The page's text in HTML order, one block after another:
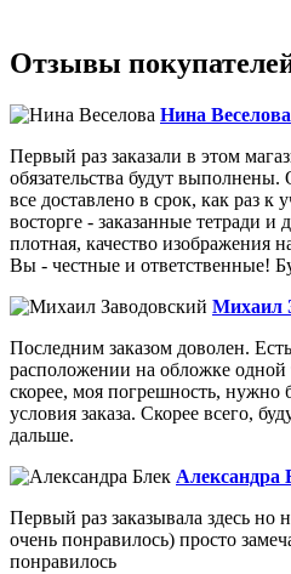
Отзывы
Нина Веселова
Первый раз заказали в этом
обязательства будут выполнены.
все доставлено в срок, как раз к
восторге - заказанные тетради и
плотная, качество изображения
Вы - честные и ответственные!
Михаил
Последним заказом доволен.
расположении на обложке одной
скорее, моя погрешность, нужно
условия заказа. Скорее всего,
дальше.
Александра
Первый раз заказывала здесь
очень понравилось) просто
понравилось